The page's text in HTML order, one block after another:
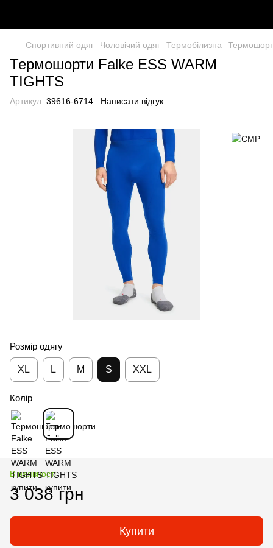
Спортивний одяг Чоловічий одяг Термобілизна
Термошорти Falke ESS WARM
TIGHTS
Артикул: 39616-6714 Написати відгук
Розмір одягу
XL L M S XXL
Колір
В наявності
3 038 грн
Купити